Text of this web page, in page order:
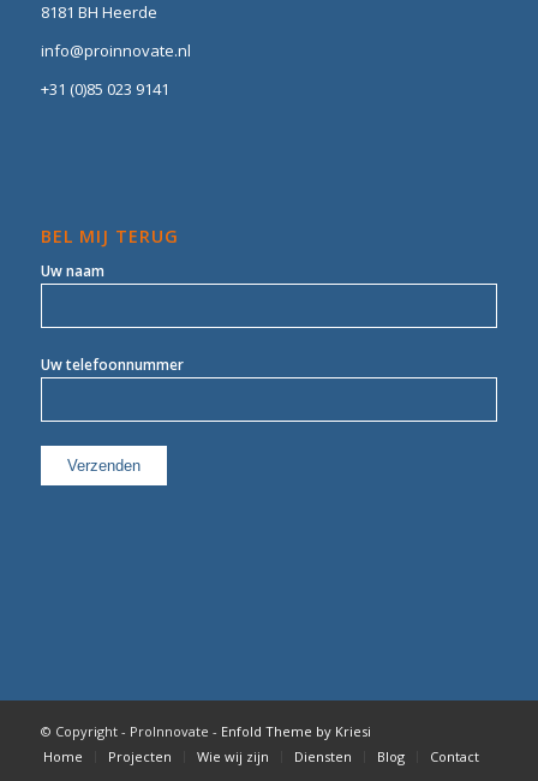
8181 BH Heerde
info@proinnovate.nl
+31 (0)85 023 9141
BEL MIJ TERUG
Uw naam
Uw telefoonnummer
© Copyright - ProInnovate - Enfold Theme by Kriesi
Home
Projecten Wie wij zijn Diensten Blog Contact